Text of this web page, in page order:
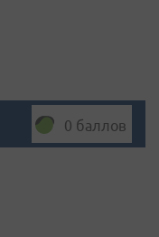
0 баллов